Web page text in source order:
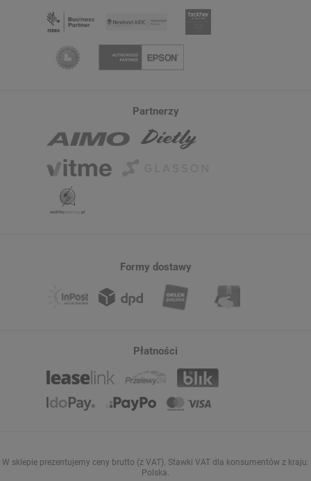
Partnerzy
Formy dostawy
Płatności
W sklepie prezentujemy ceny brutto (z VAT). Stawki VAT dla konsumentów z kraju:
Polska.